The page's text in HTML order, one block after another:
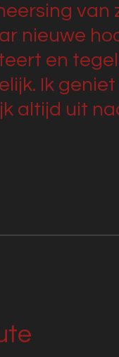
nieuwe
en
Ik
altijd uit